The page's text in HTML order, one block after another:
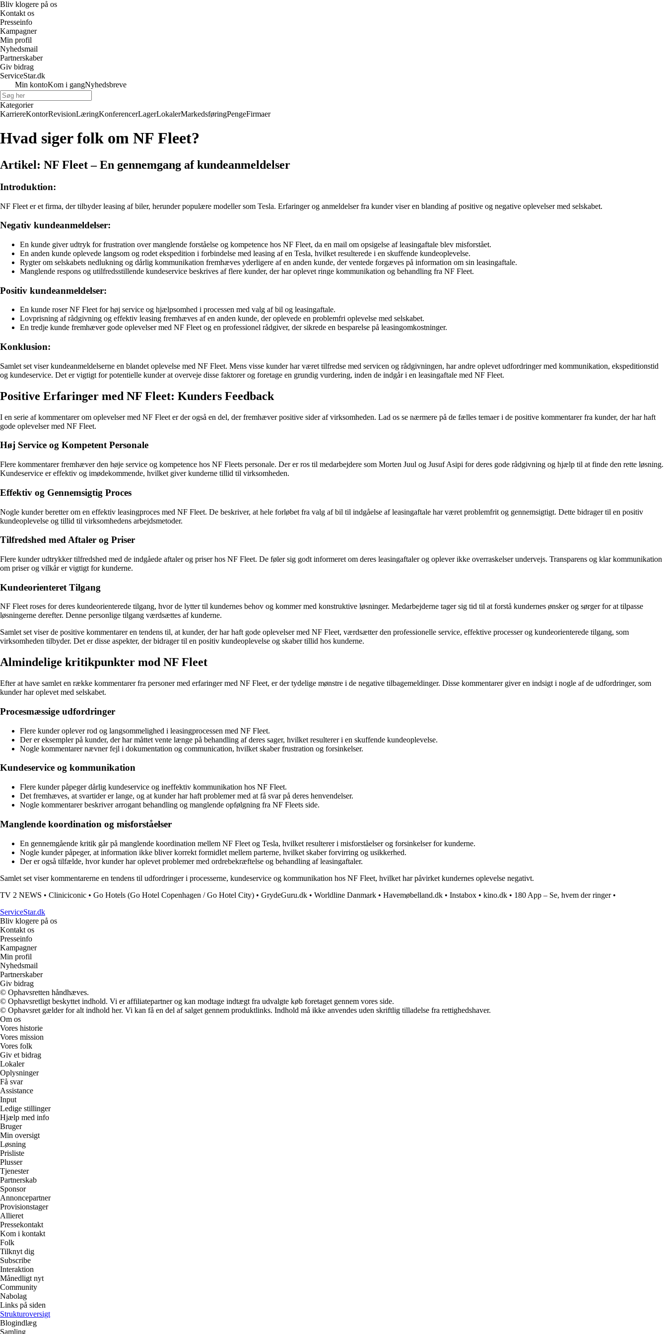
Bliv klogere på os
Kontakt os
Presseinfo
Kampagner
Min profil
Nyhedsmail
Partnerskaber
Giv bidrag
ServiceStar.dk
Min kontoKom i gangNyhedsbreve
Kategorier
KarriereKontorRevisionLæringKonferencerLagerLokalerMarkedsføringPengeFirmaer
Hvad siger folk om NF Fleet?
Artikel: NF Fleet – En gennemgang af kundeanmeldelser
Introduktion:
NF Fleet er et firma, der tilbyder leasing af biler, herunder populære modeller som Tesla. Erfaringer og anmeldelser fra kunder viser en blanding af positive og negative oplevelser med selskabet.
Negativ kundeanmeldelser:
En kunde giver udtryk for frustration over manglende forståelse og kompetence hos NF Fleet, da en mail om opsigelse af leasingaftale blev misforstået.
En anden kunde oplevede langsom og rodet ekspedition i forbindelse med leasing af en Tesla, hvilket resulterede i en skuffende kundeoplevelse.
Rygter om selskabets nedlukning og dårlig kommunikation fremhæves yderligere af en anden kunde, der ventede forgæves på information om sin leasingaftale.
Manglende respons og utilfredsstillende kundeservice beskrives af flere kunder, der har oplevet ringe kommunikation og behandling fra NF Fleet.
Positiv kundeanmeldelser:
En kunde roser NF Fleet for høj service og hjælpsomhed i processen med valg af bil og leasingaftale.
Lovprisning af rådgivning og effektiv leasing fremhæves af en anden kunde, der oplevede en problemfri oplevelse med selskabet.
En tredje kunde fremhæver gode oplevelser med NF Fleet og en professionel rådgiver, der sikrede en besparelse på leasingomkostninger.
Konklusion:
Samlet set viser kundeanmeldelserne en blandet oplevelse med NF Fleet. Mens visse kunder har været tilfredse med servicen og rådgivningen, har andre oplevet udfordringer med kommunikation, ekspeditionstid
og kundeservice. Det er vigtigt for potentielle kunder at overveje disse faktorer og foretage en grundig vurdering, inden de indgår i en leasingaftale med NF Fleet.
Positive Erfaringer med NF Fleet: Kunders Feedback
I en serie af kommentarer om oplevelser med NF Fleet er der også en del, der fremhæver positive sider af virksomheden. Lad os se nærmere på de fælles temaer i de positive kommentarer fra kunder, der har haft
gode oplevelser med NF Fleet.
Høj Service og Kompetent Personale
Flere kommentarer fremhæver den høje service og kompetence hos NF Fleets personale. Der er ros til medarbejdere som Morten Juul og Jusuf Asipi for deres gode rådgivning og hjælp til at finde den rette løsning.
Kundeservice er effektiv og imødekommende, hvilket giver kunderne tillid til virksomheden.
Effektiv og Gennemsigtig Proces
Nogle kunder beretter om en effektiv leasingproces med NF Fleet. De beskriver, at hele forløbet fra valg af bil til indgåelse af leasingaftale har været problemfrit og gennemsigtigt. Dette bidrager til en positiv
kundeoplevelse og tillid til virksomhedens arbejdsmetoder.
Tilfredshed med Aftaler og Priser
Flere kunder udtrykker tilfredshed med de indgåede aftaler og priser hos NF Fleet. De føler sig godt informeret om deres leasingaftaler og oplever ikke overraskelser undervejs. Transparens og klar kommunikation
om priser og vilkår er vigtigt for kunderne.
Kundeorienteret Tilgang
NF Fleet roses for deres kundeorienterede tilgang, hvor de lytter til kundernes behov og kommer med konstruktive løsninger. Medarbejderne tager sig tid til at forstå kundernes ønsker og sørger for at tilpasse
løsningerne derefter. Denne personlige tilgang værdsættes af kunderne.
Samlet set viser de positive kommentarer en tendens til, at kunder, der har haft gode oplevelser med NF Fleet, værdsætter den professionelle service, effektive processer og kundeorienterede tilgang, som
virksomheden tilbyder. Det er disse aspekter, der bidrager til en positiv kundeoplevelse og skaber tillid hos kunderne.
Almindelige kritikpunkter mod NF Fleet
Efter at have samlet en række kommentarer fra personer med erfaringer med NF Fleet, er der tydelige mønstre i de negative tilbagemeldinger. Disse kommentarer giver en indsigt i nogle af de udfordringer, som
kunder har oplevet med selskabet.
Procesmæssige udfordringer
Flere kunder oplever rod og langsommelighed i leasingprocessen med NF Fleet.
Der er eksempler på kunder, der har måttet vente længe på behandling af deres sager, hvilket resulterer i en skuffende kundeoplevelse.
Nogle kommentarer nævner fejl i dokumentation og communication, hvilket skaber frustration og forsinkelser.
Kundeservice og kommunikation
Flere kunder påpeger dårlig kundeservice og ineffektiv kommunikation hos NF Fleet.
Det fremhæves, at svartider er lange, og at kunder har haft problemer med at få svar på deres henvendelser.
Nogle kommentarer beskriver arrogant behandling og manglende opfølgning fra NF Fleets side.
Manglende koordination og misforståelser
En gennemgående kritik går på manglende koordination mellem NF Fleet og Tesla, hvilket resulterer i misforståelser og forsinkelser for kunderne.
Nogle kunder påpeger, at information ikke bliver korrekt formidlet mellem parterne, hvilket skaber forvirring og usikkerhed.
Der er også tilfælde, hvor kunder har oplevet problemer med ordrebekræftelse og behandling af leasingaftaler.
Samlet set viser kommentarerne en tendens til udfordringer i processerne, kundeservice og kommunikation hos NF Fleet, hvilket har påvirket kundernes oplevelse negativt.
TV 2 NEWS • Cliniciconic • Go Hotels (Go Hotel Copenhagen / Go Hotel City) • GrydeGuru.dk • Worldline Danmark • Havemøbelland.dk • Instabox • kino.dk • 180 App – Se, hvem der ringer•
ServiceStar.dk
Bliv klogere på os
Kontakt os
Presseinfo
Kampagner
Min profil
Nyhedsmail
Partnerskaber
Giv bidrag
© Ophavsretten håndhæves.
© Ophavsretligt beskyttet indhold. Vi er affiliatepartner og kan modtage indtægt fra udvalgte køb foretaget gennem vores side.
© Ophavsret gælder for alt indhold her. Vi kan få en del af salget gennem produktlinks. Indhold må ikke anvendes uden skriftlig tilladelse fra rettighedshaver.
Om os
Vores historie
Vores mission
Vores folk
Giv et bidrag
Lokaler
Oplysninger
Få svar
Assistance
Input
Ledige stillinger
Hjælp med info
Bruger
Min oversigt
Løsning
Prisliste
Plusser
Tjenester
Partnerskab
Sponsor
Annoncepartner
Provisionstager
Allieret
Pressekontakt
Kom i kontakt
Folk
Tilknyt dig
Subscribe
Interaktion
Månedligt nyt
Community
Nabolag
Links på siden
Strukturoversigt
Blogindlæg
Samling